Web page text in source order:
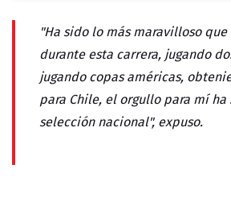
"Ha sido lo más maravilloso
durante esta carrera, jugando
jugando copas américas,
para Chile, el orgullo para mí
selección nacional", expuso.